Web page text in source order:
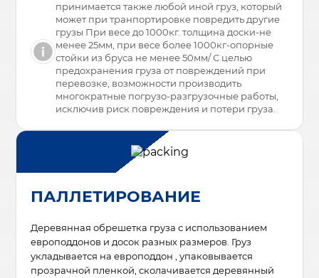
принимается также любой иной груз, который
может при транпортировке повредить другие
грузы При весе до 1000кг. толщина доски-не
менее 25мм, при весе более 1000кг-опорные
стойки из бруса не менее 50мм/ С целью
предохранения груза от повреждений при
перевозке, возможности производить
многократные погрузо-разгрузочные работы,
исключив риск повреждения и потери груза.
ПАЛЛЕТИРОВАНИЕ
Деревянная обрешетка груза с использованием
европоддонов и досок разных размеров. Груз
укладывается на европоддон , упаковывается
прозрачной пленкой, сколачивается деревянный